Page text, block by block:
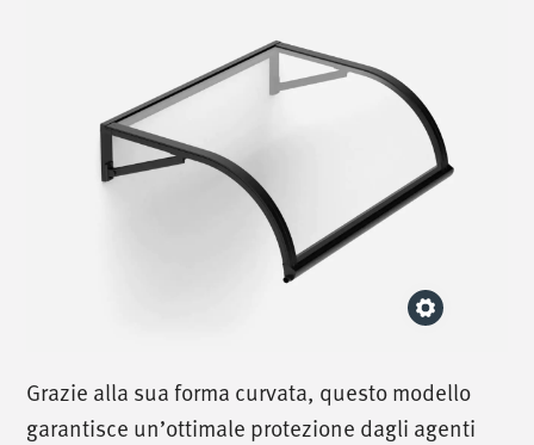
Grazie alla sua forma curvata, questo modello
garantisce un’ottimale protezione dagli agenti